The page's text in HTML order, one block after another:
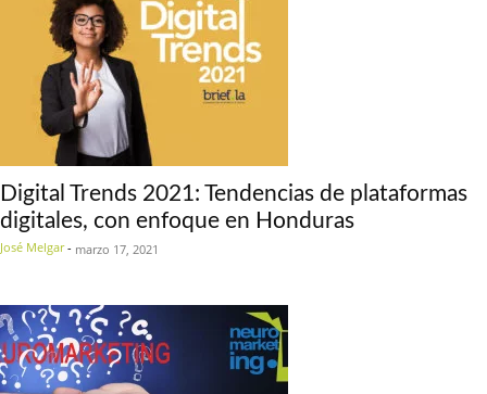
Digital Trends 2021: Tendencias de plataformas
digitales, con enfoque en Honduras
José Melgar - marzo 17, 2021